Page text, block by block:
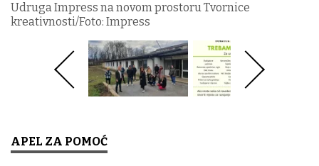
Udruga Impress na novom prostoru Tvornice
kreativnosti/Foto: Impress
APEL ZA POMOĆ